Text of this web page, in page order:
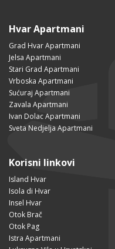
Hvar Apartmani
Grad Hvar Apartmani
Jelsa Apartmani
Stari Grad Apartmani
Vrboska Apartmani
Sućuraj Apartmani
Zavala Apartmani
Ivan Dolac Apartmani
Sveta Nedjelja Apartmani
Korisni linkovi
Island Hvar
Isola di Hvar
Insel Hvar
Otok Brač
Otok Pag
Istra Apartmani